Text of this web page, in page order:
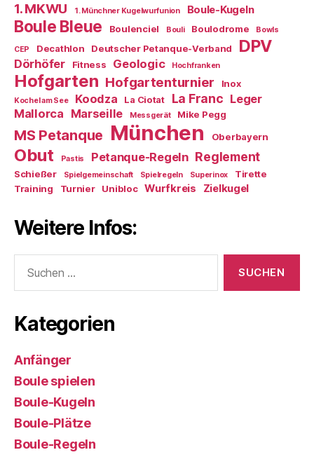
1. MKWU 1. Münchner Kugelwurfunion Boule-Kugeln
Boule Bleue Boulenciel Bouli Boulodrome Bowls
CEP Decathlon Deutscher Petanque-Verband DPV
Dörhöfer Fitness Geologic Hochfranken
Hofgarten Hofgartenturnier Inox
Kochel am See Koodza La Ciotat La Franc Leger
Mallorca Marseille Messgerät Mike Pegg
MS Petanque München Oberbayern
Obut Pastis Petanque-Regeln Reglement
Schießer Spielgemeinschaft Spielregeln Superinox
Tirette
Training
Turnier Unibloc Wurfkreis Zielkugel
Weitere Infos:
nach:
Kategorien
Anfänger
Boule spielen
Boule-Kugeln
Boule-Plätze
Boule-Regeln